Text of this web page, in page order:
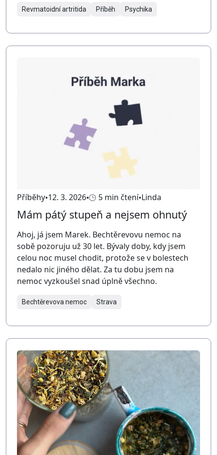
Revmatoidní artritida Příběh Psychika
Příběhy 12. 3. 2026 5 min čtení Linda
Mám pátý stupeň a nejsem ohnutý
Ahoj, já jsem Marek. Bechtěrevovu nemoc na
sobě pozoruju už 30 let. Bývaly doby, kdy jsem
celou noc musel chodit, protože se v bolestech
nedalo nic jiného dělat. Za tu dobu jsem na
nemoc vyzkoušel snad úplně všechno.
Bechtěrevova nemoc Strava